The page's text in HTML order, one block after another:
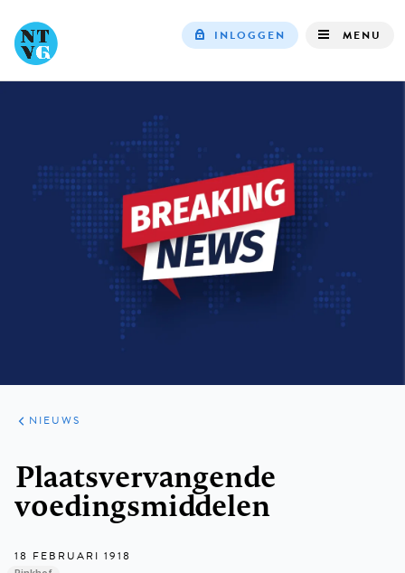
INLOGGEN MENU
ARTIKELEN
HET
KORT
NIEUWS
Plaatsvervangende
voedingsmiddelen
18 FEBRUARI 1918